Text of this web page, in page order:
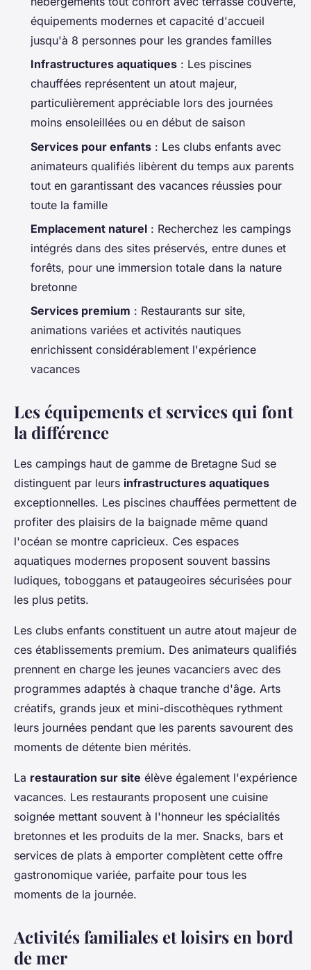
équipements modernes et capacité d'accueil
jusqu'à 8 personnes pour les grandes familles
Infrastructures aquatiques : Les piscines
chauffées représentent un atout majeur,
particulièrement appréciable lors des journées
moins ensoleillées ou en début de saison
Services pour enfants : Les clubs enfants avec
animateurs qualifiés libèrent du temps aux parents
tout en garantissant des vacances réussies pour
toute la famille
Emplacement naturel : Recherchez les campings
intégrés dans des sites préservés, entre dunes et
forêts, pour une immersion totale dans la nature
bretonne
Services premium : Restaurants sur site,
animations variées et activités nautiques
enrichissent considérablement l'expérience
vacances
Les équipements et services qui font
la différence
Les campings haut de gamme de Bretagne Sud se
distinguent par leurs infrastructures aquatiques
exceptionnelles. Les piscines chauffées permettent de
profiter des plaisirs de la baignade même quand
l'océan se montre capricieux. Ces espaces
aquatiques modernes proposent souvent bassins
ludiques, toboggans et pataugeoires sécurisées pour
les plus petits.
Les clubs enfants constituent un autre atout majeur de
ces établissements premium. Des animateurs qualifiés
prennent en charge les jeunes vacanciers avec des
programmes adaptés à chaque tranche d'âge. Arts
créatifs, grands jeux et mini-discothèques rythment
leurs journées pendant que les parents savourent des
moments de détente bien mérités.
La restauration sur site élève également l'expérience
vacances. Les restaurants proposent une cuisine
soignée mettant souvent à l'honneur les spécialités
bretonnes et les produits de la mer. Snacks, bars et
services de plats à emporter complètent cette offre
gastronomique variée, parfaite pour tous les
moments de la journée.
Activités familiales et loisirs en bord
de mer